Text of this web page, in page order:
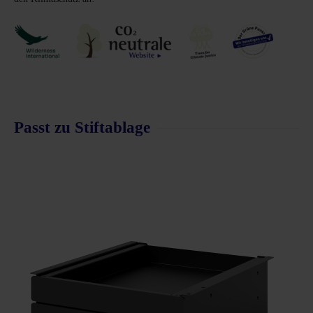
Passt zu Stiftablage